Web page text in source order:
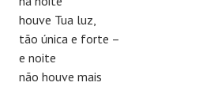
houve Tua luz,
tão única e forte –
e noite
não houve mais